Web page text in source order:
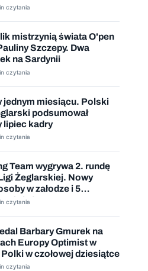
czytania
mistrzynią świata O'pen
Szczepy. Dwa
na Sardynii
czytania
jednym miesiącu. Polski
podsumował
lipiec kadry
czytania
Team wygrywa 2. rundę
Żeglarskiej. Nowy
w załodze i 5
czytania
Barbary Gmurek na
Europy Optimist w
w czołowej dziesiątce
czytania